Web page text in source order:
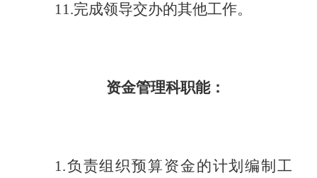
11.完成领导交办的其他工作。
资金管理科职能：
1.负责组织预算资金的计划编制工